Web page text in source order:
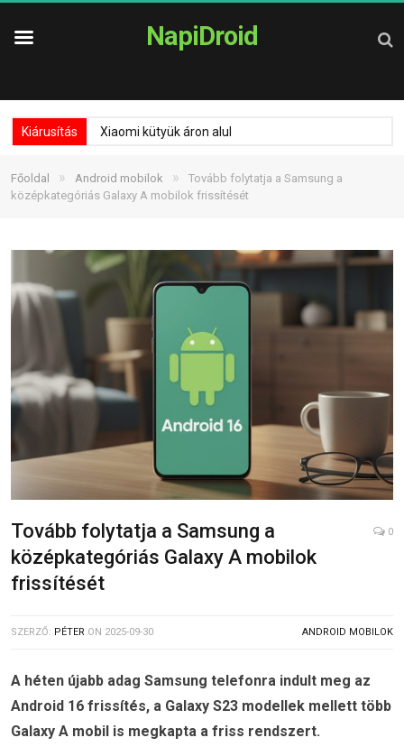
NapiDroid
Kiárusítás Xiaomi kütyük áron alul
Főoldal » Android mobilok »
Tovább folytatja a Samsung a
középkategóriás Galaxy A mobilok frissítését
Tovább folytatja a Samsung a
középkategóriás Galaxy A mobilok
frissítését
0
SZERZŐ: PÉTER ON 2025-09-30 ANDROID MOBILOK
A héten újabb adag Samsung telefonra indult meg az
Android 16 frissítés, a Galaxy S23 modellek mellett több
Galaxy A mobil is megkapta a friss rendszert.